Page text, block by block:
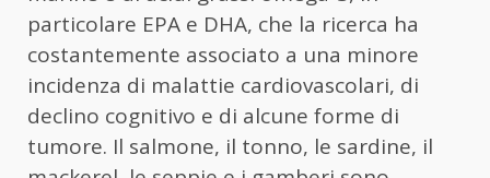
particolare EPA e DHA, che la ricerca ha
costantemente associato a una minore
incidenza di malattie cardiovascolari, di
declino cognitivo e di alcune forme di
tumore. Il salmone, il tonno, le sardine, il